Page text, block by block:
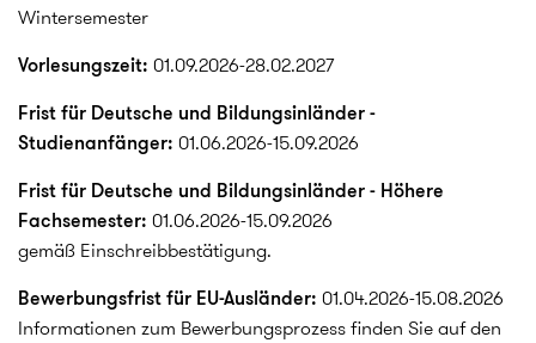
Wintersemester
Vorlesungszeit: 01.09.2026-28.02.2027
Frist für Deutsche und Bildungsinländer -
Studienanfänger: 01.06.2026-15.09.2026
Frist für Deutsche und Bildungsinländer - Höhere
Fachsemester: 01.06.2026-15.09.2026
gemäß Einschreibbestätigung.
Bewerbungsfrist für EU-Ausländer: 01.04.2026-15.08.2026
Informationen zum Bewerbungsprozess finden Sie auf den